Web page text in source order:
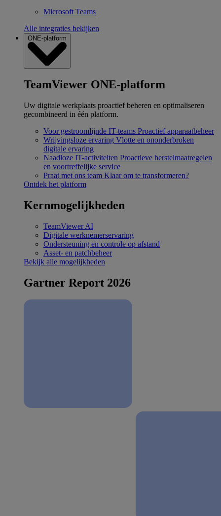
Microsoft Teams
Alle integraties bekijken
ONE-platform
TeamViewer ONE-platform
Uw digitale werkplaats proactief beheren en optimaliseren
gecombineerd in één platform.
Voor gestroomlijnde IT-teams Proactief apparaatbeheer
Wrijvingsloze ervaring Vlotte en ononderbroken
digitale ervaring
Naadloze IT-activiteiten Proactieve herstelmaatregelen
en voortreffelijke service
Praat met ons team Klaar om te transformeren?
Ontdek het platform
Kernmogelijkheden
TeamViewer AI
Digitale werknemerservaring
Ondersteuning en controle op afstand
Asset- en patchbeheer
Bekijk alle mogelijkheden
Gartner Report 2026